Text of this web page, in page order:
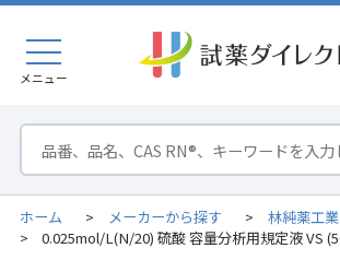
メニュー
ホーム > メーカーから探す > 林純薬工業
> 0.025mol/L(N/20) 硫酸 容量分析用規定液 VS